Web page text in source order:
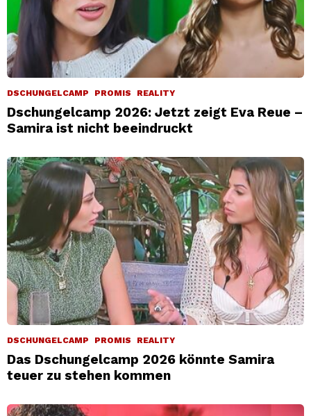
DSCHUNGELCAMP PROMIS REALITY
Dschungelcamp 2026: Jetzt zeigt Eva Reue –
Samira ist nicht beeindruckt
DSCHUNGELCAMP PROMIS REALITY
Das Dschungelcamp 2026 könnte Samira
teuer zu stehen kommen